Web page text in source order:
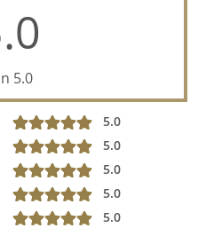
5.0
5.0
5.0
5.0
5.0
5.0